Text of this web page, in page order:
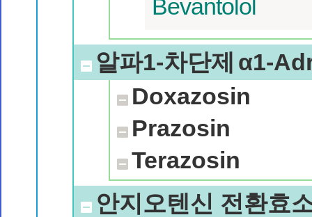
Bevantolol
알파1-차단제 α1-
Doxazosin
Prazosin
Terazosin
안지오텐신 전환효